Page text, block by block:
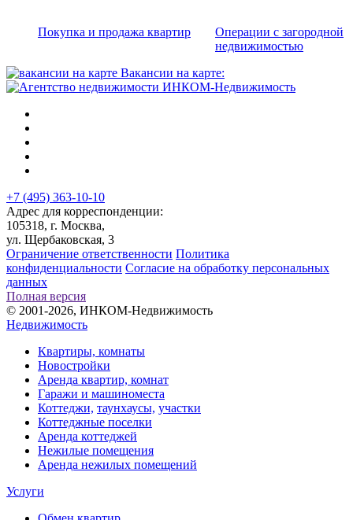
Покупка и продажа квартир
Операции с загородной
недвижимостью
Вакансии на карте:
+7 (495) 363-10-10
Адрес для корреспонденции:
105318, г. Москва,
ул. Щербаковская, 3
Ограничение ответственности Политика
конфиденциальности Согласие на обработку персональных
данных
Полная версия
© 2001-2026, ИНКОМ-Недвижимость
Недвижимость
Квартиры, комнаты
Новостройки
Аренда квартир, комнат
Гаражи и машиноместа
Коттеджи, таунхаусы, участки
Коттеджные поселки
Аренда коттеджей
Нежилые помещения
Аренда нежилых помещений
Услуги